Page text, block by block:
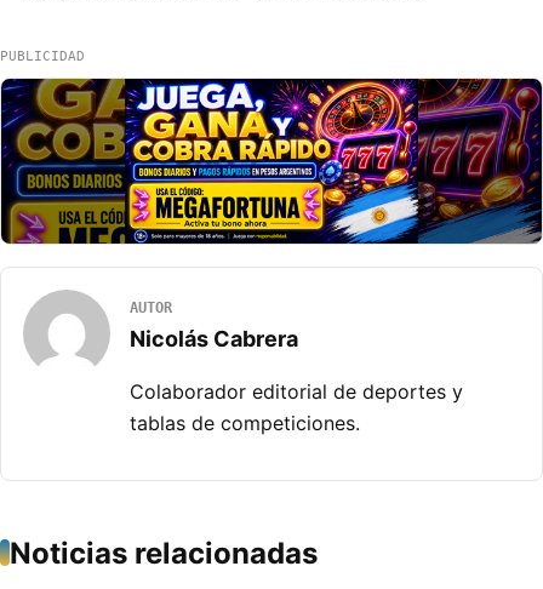
PUBLICIDAD
AUTOR
Nicolás Cabrera
Colaborador editorial de deportes y
tablas de competiciones.
Noticias relacionadas